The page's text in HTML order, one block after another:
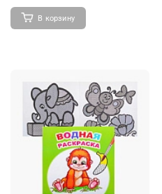
В корзину